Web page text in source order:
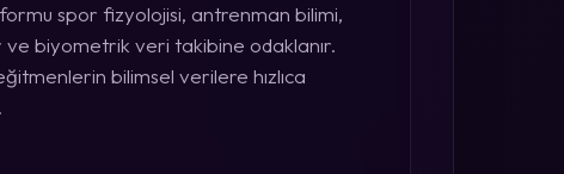
spor fizyolojisi, antrenman bilimi,
biyometrik veri takibine odaklanır.
bilimsel verilere hızlıca